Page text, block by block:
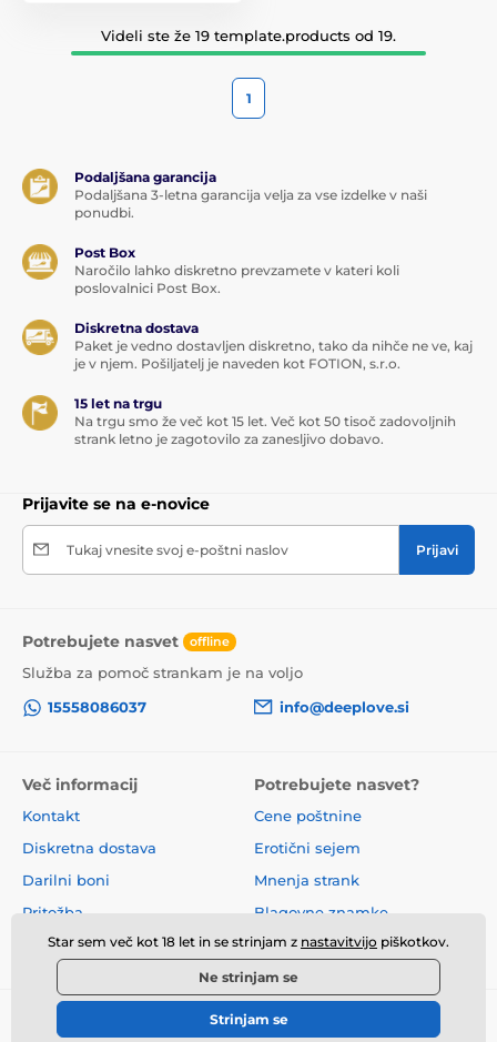
Videli ste že 19 template.products od 19.
1
Podaljšana garancija
Podaljšana 3-letna garancija velja za vse izdelke v naši
ponudbi.
Post Box
Naročilo lahko diskretno prevzamete v kateri koli
poslovalnici Post Box.
Diskretna dostava
Paket je vedno dostavljen diskretno, tako da nihče ne ve, kaj
je v njem. Pošiljatelj je naveden kot FOTION, s.r.o.
15 let na trgu
Na trgu smo že več kot 15 let. Več kot 50 tisoč zadovoljnih
strank letno je zagotovilo za zanesljivo dobavo.
Prijavite se na e-novice
Tukaj vnesite svoj e-poštni naslov Prijavi
Potrebujete nasvet offline
Služba za pomoč strankam je na voljo
15558086037
info@deeplove.si
Več informacij
Kontakt
Diskretna dostava
Darilni boni
Pritožba
O nas
Potrebujete nasvet?
Cene poštnine
Erotični sejem
Mnenja strank
Blagovne znamke
Poslovni pogoji
© 2026 www.deeplove.si ⦁ E-trgovino je ustvarila
Star sem več kot 18 let in se strinjam z nastavitvijo piškotkov.
Ne strinjam se
Strinjam se